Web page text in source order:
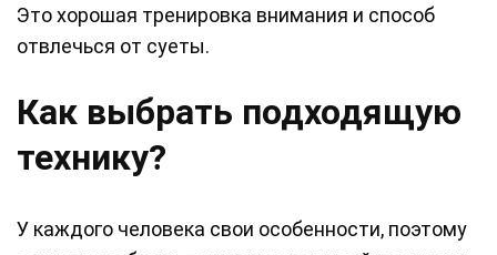
Это хорошая тренировка внимания и способ
отвлечься от суеты.
Как выбрать подходящую
технику?
У каждого человека свои особенности, поэтому